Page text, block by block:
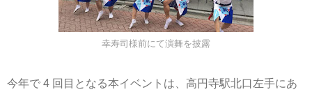
僕が東京新のんき連
に入ったわけ
連活動
幸寿司様前にて演舞を披露
今年で 4 回目となる本イベントは、高円寺駅北口左手にあ